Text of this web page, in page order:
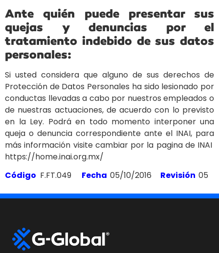
Ante quién puede presentar sus
quejas y denuncias por el
tratamiento indebido de sus datos
personales:
Si usted considera que alguno de sus derechos de
Protección de Datos Personales ha sido lesionado por
conductas llevadas a cabo por nuestros empleados o
de nuestras actuaciones, de acuerdo con lo previsto
en la Ley. Podrá en todo momento interponer una
queja o denuncia correspondiente ante el INAI, para
más información visite cambiar por la pagina de INAI
https://home.inai.org.mx/
Código F.FT.049 Fecha 05/10/2016 Revisión 05